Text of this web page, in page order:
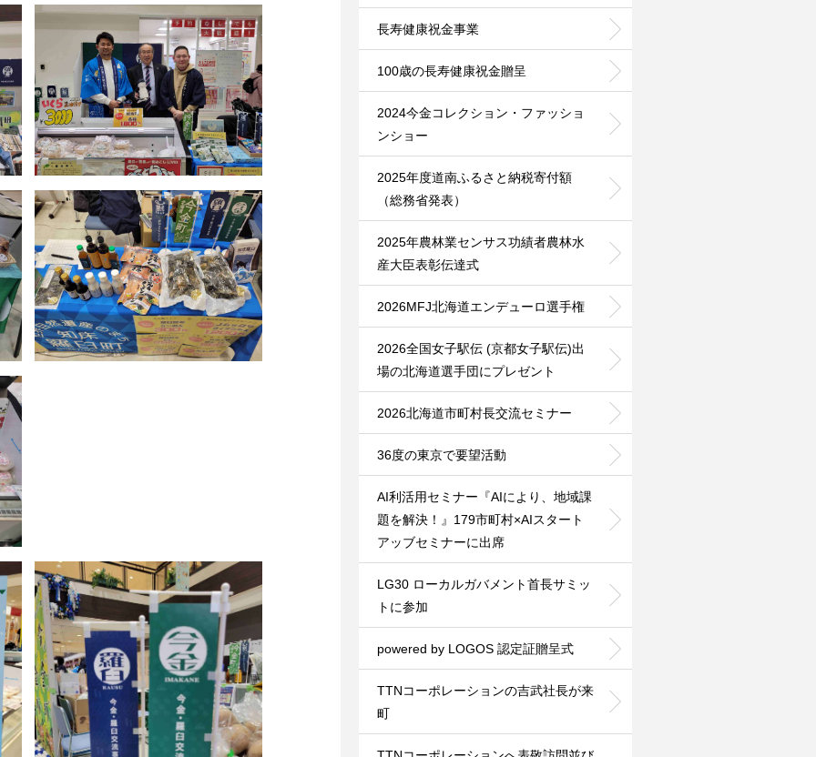
長寿健康祝金事業
100歳の長寿健康祝金贈呈
2024今金コレクション・ファッショ
ンショー
2025年度道南ふるさと納税寄付額
（総務省発表）
2025年農林業センサス功績者農林水
産大臣表彰伝達式
2026MFJ北海道エンデューロ選手権
2026全国女子駅伝 (京都女子駅伝)出
場の北海道選手団にプレゼント
2026北海道市町村長交流セミナー
36度の東京で要望活動
AI利活用セミナー『AIにより、地域課
題を解決！』179市町村×AIスタート
アッブセミナーに出席
LG30 ローカルガバメント首長サミッ
トに参加
powered by LOGOS 認定証贈呈式
TTNコーポレーションの吉武社長が来
町